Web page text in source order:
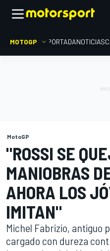
MOTOGP PORTADANOTICIAS
MotoGP
"ROSSI SE
MANIOBRAS
AHORA LOS
IMITAN"
Michel Fabrizio, antiguo
cargado con dureza